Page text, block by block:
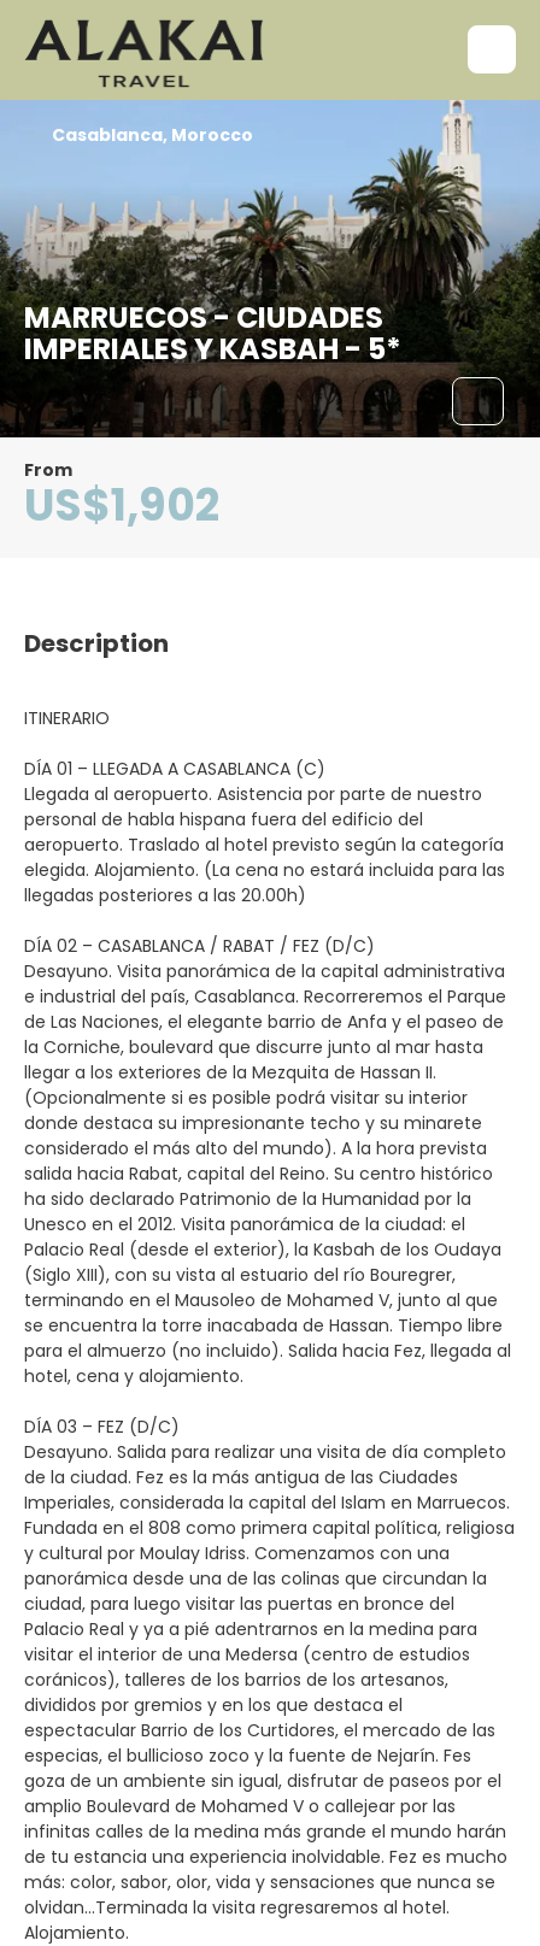
MARRUECOS - CIUDADES
IMPERIALES Y KASBAH - 5*
Casablanca, Morocco
From
US$1,902
Description
ITINERARIO
DÍA 01 – LLEGADA A CASABLANCA (C)
Llegada al aeropuerto. Asistencia por parte de nuestro
personal de habla hispana fuera del edificio del
aeropuerto. Traslado al hotel previsto según la categoría
elegida. Alojamiento. (La cena no estará incluida para las
llegadas posteriores a las 20.00h)
DÍA 02 – CASABLANCA / RABAT / FEZ (D/C)
Desayuno. Visita panorámica de la capital administrativa
e industrial del país, Casablanca. Recorreremos el Parque
de Las Naciones, el elegante barrio de Anfa y el paseo de
la Corniche, boulevard que discurre junto al mar hasta
llegar a los exteriores de la Mezquita de Hassan II.
(Opcionalmente si es posible podrá visitar su interior
donde destaca su impresionante techo y su minarete
considerado el más alto del mundo). A la hora prevista
salida hacia Rabat, capital del Reino. Su centro histórico
ha sido declarado Patrimonio de la Humanidad por la
Unesco en el 2012. Visita panorámica de la ciudad: el
Palacio Real (desde el exterior), la Kasbah de los Oudaya
(Siglo XIII), con su vista al estuario del río Bouregrer,
terminando en el Mausoleo de Mohamed V, junto al que
se encuentra la torre inacabada de Hassan. Tiempo libre
para el almuerzo (no incluido). Salida hacia Fez, llegada al
hotel, cena y alojamiento.
DÍA 03 – FEZ (D/C)
Desayuno. Salida para realizar una visita de día completo
de la ciudad. Fez es la más antigua de las Ciudades
Imperiales, considerada la capital del Islam en Marruecos.
Fundada en el 808 como primera capital política, religiosa
y cultural por Moulay Idriss. Comenzamos con una
panorámica desde una de las colinas que circundan la
ciudad, para luego visitar las puertas en bronce del
Palacio Real y ya a pié adentrarnos en la medina para
visitar el interior de una Medersa (centro de estudios
coránicos), talleres de los barrios de los artesanos,
divididos por gremios y en los que destaca el
espectacular Barrio de los Curtidores, el mercado de las
especias, el bullicioso zoco y la fuente de Nejarín. Fes
goza de un ambiente sin igual, disfrutar de paseos por el
amplio Boulevard de Mohamed V o callejear por las
infinitas calles de la medina más grande el mundo harán
de tu estancia una experiencia inolvidable. Fez es mucho
más: color, sabor, olor, vida y sensaciones que nunca se
olvidan...Terminada la visita regresaremos al hotel.
Alojamiento.